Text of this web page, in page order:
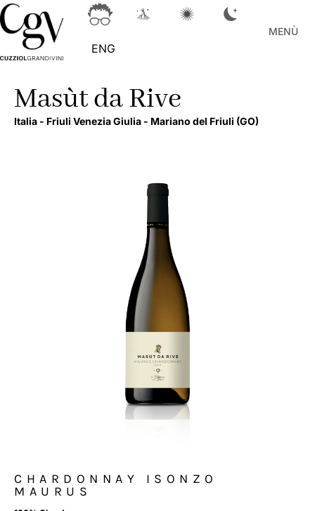
ENG
MENÙ
Masùt da Rive
Italia - Friuli Venezia Giulia - Mariano del Friuli (GO)
CHARDONNAY ISONZO
MAURUS